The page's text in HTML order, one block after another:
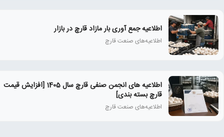
اطلاعیه جمع آوری بار مازاد قارچ در بازار
اطلاعیه‌های صنعت قارچ
اطلاعیه های انجمن صنفی قارچ سال 1405 [افزایش قیمت
قارچ بسته بندی]
اطلاعیه‌های صنعت قارچ